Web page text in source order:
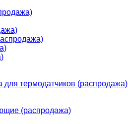
термодатчиков (распродажа)
(распродажа)